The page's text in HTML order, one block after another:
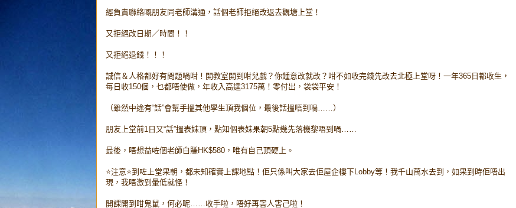
經負責聯絡嘅朋友同老師溝通，話個老師拒絕改返去觀塘上堂！
又拒絕改日期／時間！！
又拒絕退錢！！！
誠信＆人格都好有問題喎咁！開教室開到咁兒戲？你鍾意改就改？咁不如收完錢先改去北極上堂呀！一年365日都收生，
每日收150個，乜都唔使做，年收入高達3175萬！零付出，袋袋平安！
（雖然中途有“話”會幫手搵其他學生頂我個位，最後話搵唔到喎……）
朋友上堂前1日又“話”搵表妹頂，點知個表妹果朝5點幾先落機黎唔到喎……
最後，唔想益咗個老師白賺HK$580，唯有自己頂硬上。
⭐注意⭐到咗上堂果朝，都未知確實上課地點！佢只係叫大家去佢屋企樓下Lobby等！我千山萬水去到，如果到時佢唔出
現，我唔激到暈低就怪！
開課開到咁鬼鼠，何必呢……收手啦，唔好再害人害己啦！